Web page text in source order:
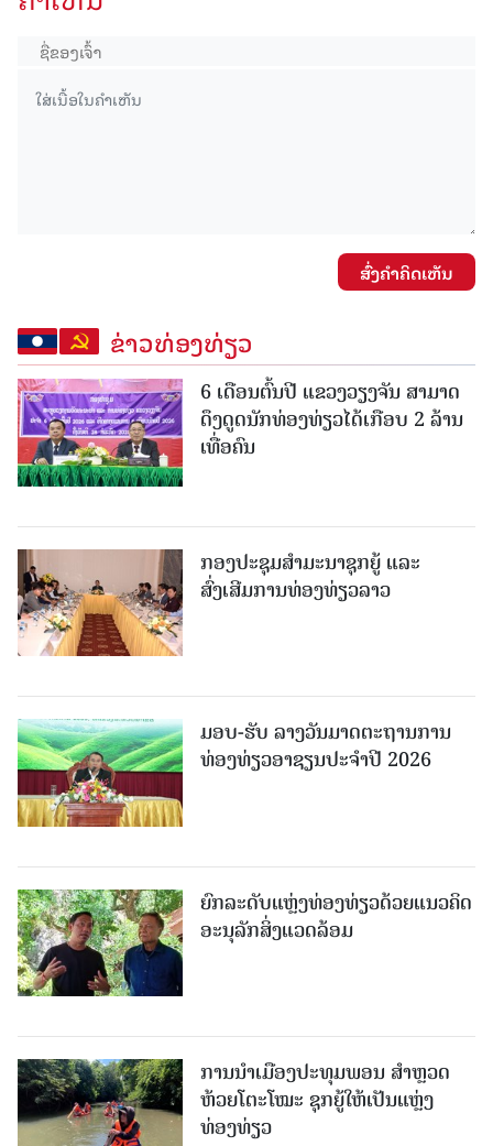
ສົ່ງຄໍາຄິດເຫັນ
ຂ່າວທ່ອງທ່ຽວ
6 ເດືອນຕົ້ນປີ ແຂວງວຽງຈັນ ສາມາດ
ດຶງດູດນັກທ່ອງທ່ຽວໄດ້ເກືອບ 2 ລ້ານ
ເທື່ອຄົນ
ກອງປະຊຸມສຳມະນາຊຸກຍູ້ ແລະ
ສົ່ງເສີມການທ່ອງທ່ຽວລາວ
ມອບ-ຮັບ ລາງວັນມາດຕະຖານການ
ທ່ອງທ່ຽວອາຊຽນປະຈຳປີ 2026
ຍົກລະດັບແຫຼ່ງທ່ອງທ່ຽວດ້ວຍແນວຄິດ
ອະນຸລັກສິ່ງແວດລ້ອມ
ການນຳເມືອງປະທຸມພອນ ສຳຫຼວດ
ຫ້ວຍໂຕະໂໝະ ຊຸກຍູ້ໃຫ້ເປັນແຫຼ່ງ
ທ່ອງທ່ຽວ